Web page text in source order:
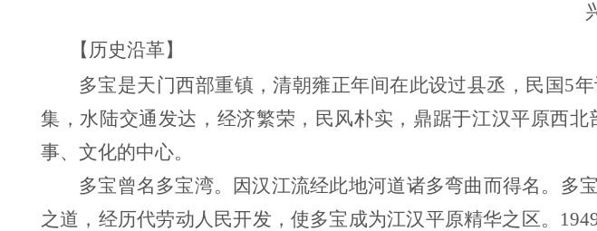
【历史沿革】
多宝是天门西部重镇，清朝雍正年间在此设过县丞，民国5
集，水陆交通发达，经济繁荣，民风朴实，鼎踞于江汉平原西
事、文化的中心。
多宝曾名多宝湾。因汉江流经此地河道诸多弯曲而得名。多
之道，经历代劳动人民开发，使多宝成为江汉平原精华之区。